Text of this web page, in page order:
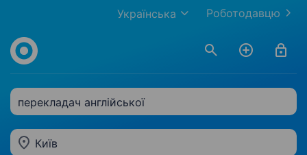
Роботодавцю
Українська
перекладач англійської
Київ